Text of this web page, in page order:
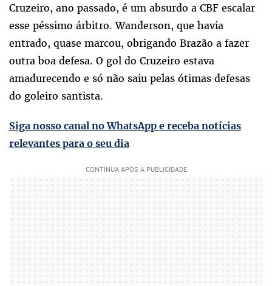
Cruzeiro, ano passado, é um absurdo a CBF escalar
esse péssimo árbitro. Wanderson, que havia
entrado, quase marcou, obrigando Brazão a fazer
outra boa defesa. O gol do Cruzeiro estava
amadurecendo e só não saiu pelas ótimas defesas
do goleiro santista.
Siga nosso canal no WhatsApp e receba notícias
relevantes para o seu dia